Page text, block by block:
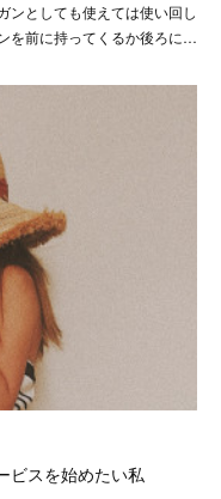
ンとしても使えては使い回し
を前に持ってくるか後ろに…
ビスを始めたい私